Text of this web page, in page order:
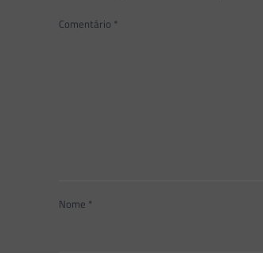
Comentário *
Nome *